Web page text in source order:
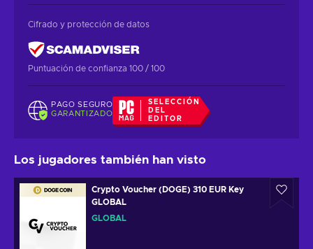
Cifrado y protección de datos
Puntuación de confianza 100 / 100
PAGO SEGURO
GARANTIZADO
SELECCIÓN
DEL
EDITOR
Los jugadores también han visto
Crypto Voucher (DOGE) 310 EUR Key
GLOBAL
GLOBAL